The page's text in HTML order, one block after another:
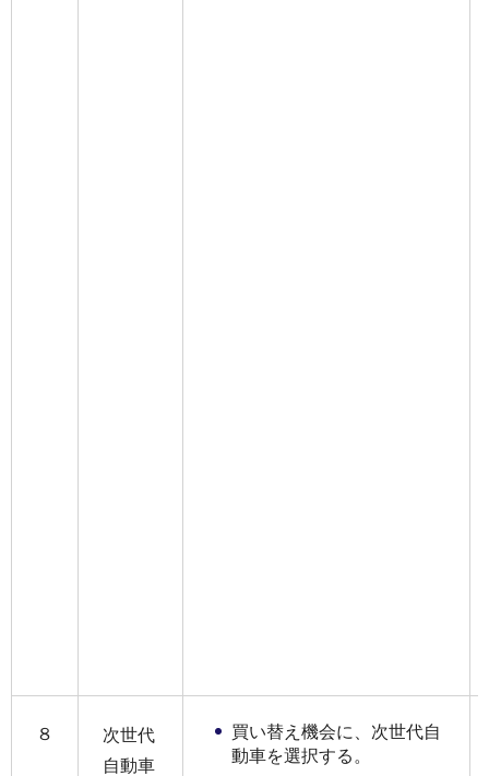
８
次世代
自動車
買い替え機会に、次世代自
動車を選択する。